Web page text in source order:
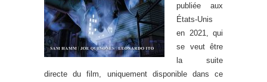
publiée aux
États-Unis
en 2021, qui
se veut être
la suite
directe du film, uniquement disponible dans ce